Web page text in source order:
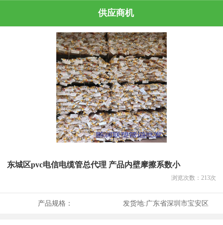
供应商机
东城区pvc电信电缆管总代理 产品内壁摩擦系数小
浏览次数： 213次
产品规格： 发货地:广东省深圳市宝安区